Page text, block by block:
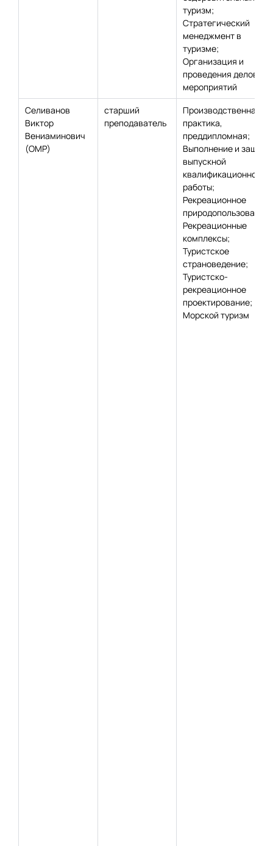
туризм;
Стратегический
менеджмент в
туризме;
Организация и
проведения деловых
мероприятий
Селиванов
Виктор
Вениаминович
(ОМР)
старший
преподаватель
Производственная
практика,
преддипломная;
Выполнение и защита
выпускной
квалификационной
работы;
Рекреационное
природопользование;
Рекреационные
комплексы;
Туристское
страноведение;
Туристско-
рекреационное
проектирование;
Морской туризм